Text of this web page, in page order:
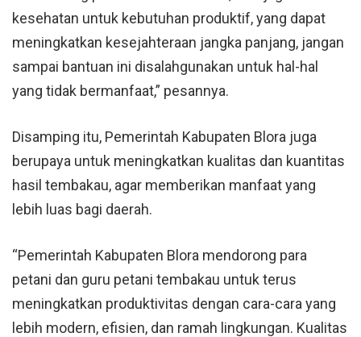
kesehatan untuk kebutuhan produktif, yang dapat
meningkatkan kesejahteraan jangka panjang, jangan
sampai bantuan ini disalahgunakan untuk hal-hal
yang tidak bermanfaat,” pesannya.
Disamping itu, Pemerintah Kabupaten Blora juga
berupaya untuk meningkatkan kualitas dan kuantitas
hasil tembakau, agar memberikan manfaat yang
lebih luas bagi daerah.
“Pemerintah Kabupaten Blora mendorong para
petani dan guru petani tembakau untuk terus
meningkatkan produktivitas dengan cara-cara yang
lebih modern, efisien, dan ramah lingkungan. Kualitas